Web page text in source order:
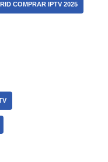
COMPRAR IPTV 2025